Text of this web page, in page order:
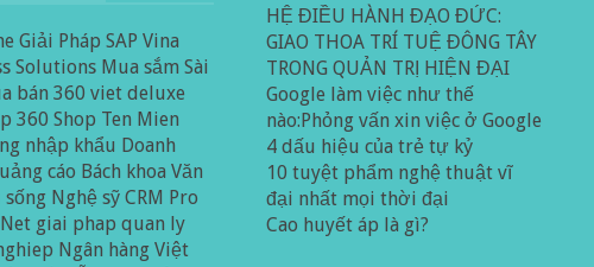
Giải Pháp SAP Vina
Solutions Mua sắm Sài
bán 360 viet deluxe
360 Shop Ten Mien
nhập khẩu Doanh
cáo Bách khoaVăn
sống Nghệ sỹ CRM Pro
giai phap quan ly
Ngân hàng Việt
HỆ ĐIỀU HÀNH ĐẠO ĐỨC:
GIAO THOA TRÍ TUỆ ĐÔNG TÂY
TRONG QUẢN TRỊ HIỆN ĐẠI
Google làm việc như thế
nào:Phỏng vấn xin việc ở Google
4 dấu hiệu của trẻ tự kỷ
10 tuyệt phẩm nghệ thuật vĩ
đại nhất mọi thời đại
Cao huyết áp là gì?